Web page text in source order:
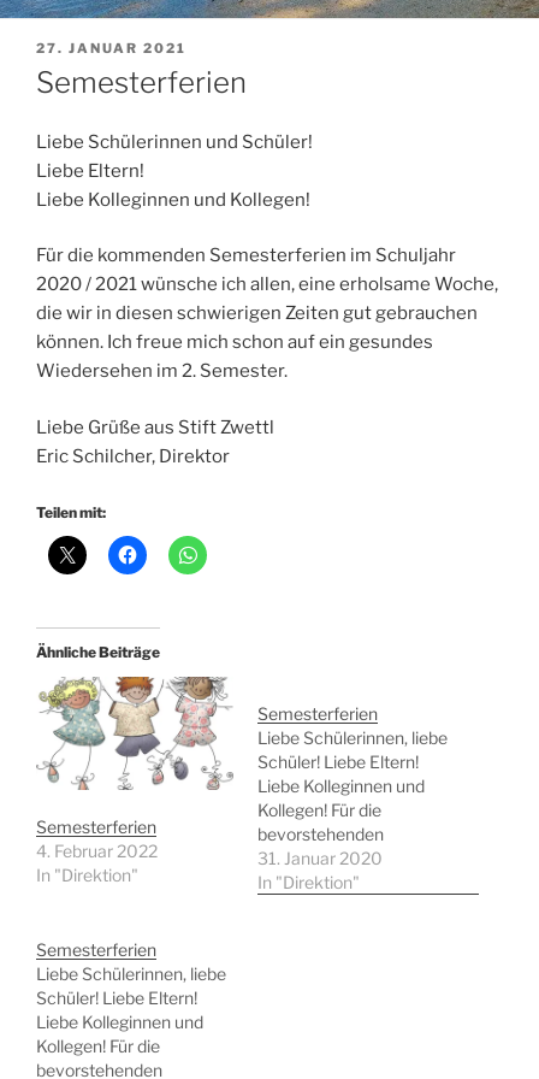
VERÖFFENTLICHT
AM
27. JANUAR 2021
Semesterferien
Liebe Schülerinnen und Schüler!
Liebe Eltern!
Liebe Kolleginnen und Kollegen!
Für die kommenden Semesterferien im Schuljahr
2020 / 2021 wünsche ich allen, eine erholsame Woche,
die wir in diesen schwierigen Zeiten gut gebrauchen
können. Ich freue mich schon auf ein gesundes
Wiedersehen im 2. Semester.
Liebe Grüße aus Stift Zwettl
Eric Schilcher, Direktor
Teilen mit:
Ähnliche Beiträge
Semesterferien
4. Februar 2022
In "Direktion"
Semesterferien
Liebe Schülerinnen, liebe
Schüler! Liebe Eltern!
Liebe Kolleginnen und
Kollegen! Für die
bevorstehenden
Semesterferien im
Schuljahr 2019 / 2020
31. Januar 2020
In "Direktion"
Semesterferien
Liebe Schülerinnen, liebe
Schüler! Liebe Eltern!
Liebe Kolleginnen und
Kollegen! Für die
bevorstehenden